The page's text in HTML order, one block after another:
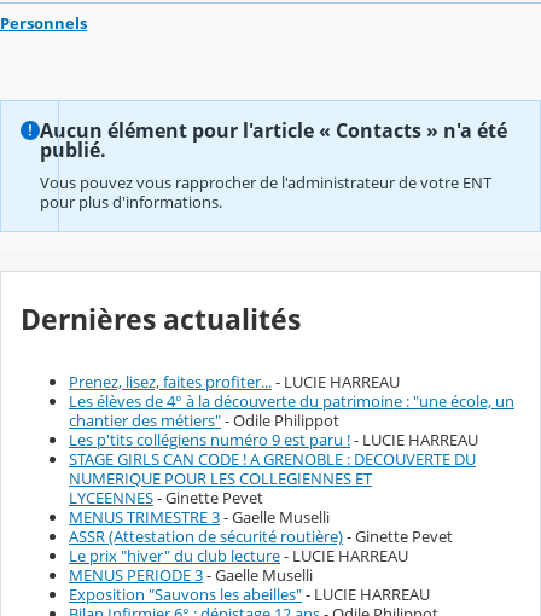
Personnels
Aucun élément pour l'article « Contacts » n'a été
publié.
Vous pouvez vous rapprocher de l'administrateur de votre ENT
pour plus d'informations.
Dernières actualités
Prenez, lisez, faites profiter...- LUCIE HARREAU
Les élèves de 4° à la découverte du patrimoine : "une école, un
chantier des métiers"- Odile Philippot
Les p'tits collégiens numéro 9 est paru !- LUCIE HARREAU
STAGE GIRLS CAN CODE ! A GRENOBLE : DECOUVERTE DU
NUMERIQUE POUR LES COLLEGIENNES ET
LYCEENNES- Ginette Pevet
MENUS TRIMESTRE 3- Gaelle Muselli
ASSR (Attestation de sécurité routière)- Ginette Pevet
Le prix "hiver" du club lecture- LUCIE HARREAU
MENUS PERIODE 3- Gaelle Muselli
Exposition "Sauvons les abeilles"- LUCIE HARREAU